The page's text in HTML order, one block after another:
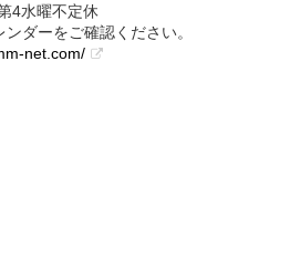
4水曜不定休
をご確認ください。
net.com/